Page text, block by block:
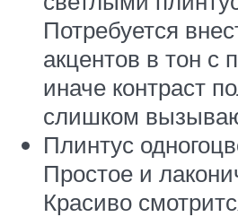
Потребуется
акцентов в тон с
иначе контраст
слишком
Плинтус
Простое и
Красиво